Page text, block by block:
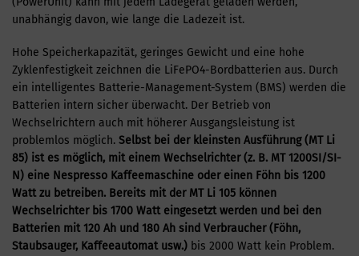
unabhängig davon, wie lange die Ladezeit ist.
Hohe Speicherkapazität, geringes Gewicht und eine hohe
Zyklenfestigkeit zeichnen die LiFePO4-Bordbatterien aus. Durch
ein intelligentes Batterie-Management-System (BMS) werden die
Batterien intern sicher überwacht. Der Betrieb von
Wechselrichtern auch mit höherer Ausgangsleistung ist
problemlos möglich. Selbst bei der kleinsten Ausführung (MT Li
85) ist es möglich, mit einem Wechselrichter (z. B. MT 1200SI/SI-
N) eine Nespresso Kaffeemaschine oder einen Föhn bis 1200
Watt zu betreiben. Bereits mit der MT Li 105 können
Wechselrichter bis 1700 Watt eingesetzt werden und bei den
Batterien mit 120 Ah und 180 Ah sind Verbraucher (Föhn,
Staubsauger, Kaffeeautomat usw.) bis 2000 Watt kein Problem.